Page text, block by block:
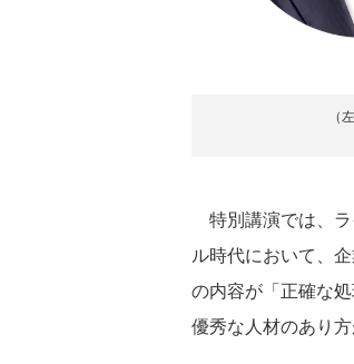
（
特別講演では、
ル時代において、
の内容が「正確な
優秀な人材のあり